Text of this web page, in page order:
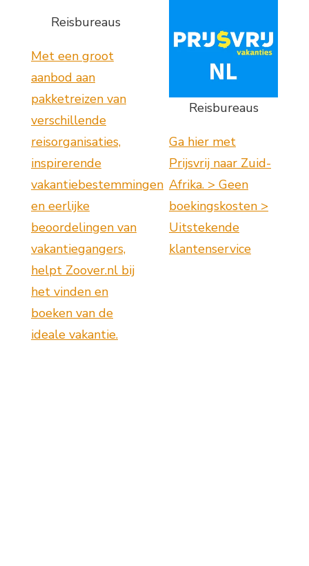
Reisbureaus
Met een groot
aanbod aan
pakketreizen van
verschillende
reisorganisaties,
inspirerende
vakantiebestemmingen
en eerlijke
beoordelingen van
vakantiegangers,
helpt Zoover.nl bij
het vinden en
boeken van de
ideale vakantie.
Reisbureaus
Ga hier met
Prijsvrij naar Zuid-
Afrika. > Geen
boekingskosten >
Uitstekende
klantenservice